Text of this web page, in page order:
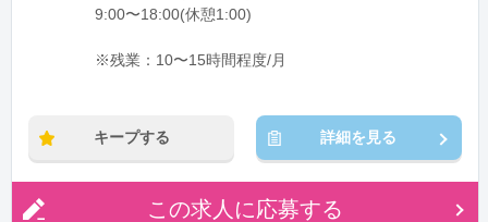
9:00〜18:00(休憩1:00)
※残業：10〜15時間程度/月
キープする 詳細を見る
この求人に応募する